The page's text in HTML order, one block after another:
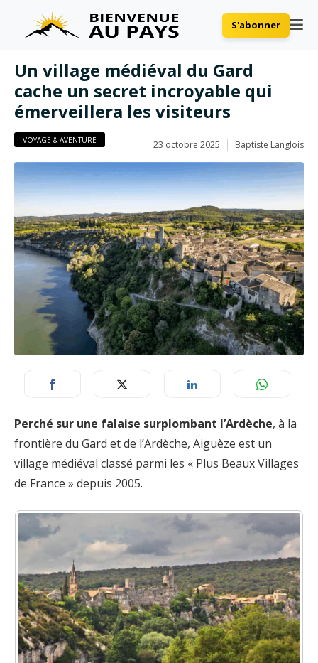
S'abonner
Un village médiéval du Gard
cache un secret incroyable qui
émerveillera les visiteurs
VOYAGE & AVENTURE 23 octobre 2025 Baptiste Langlois
Perché sur une falaise surplombant l’Ardèche, à la
frontière du Gard et de l’Ardèche, Aiguèze est un
village médiéval classé parmi les « Plus Beaux Villages
de France » depuis 2005.